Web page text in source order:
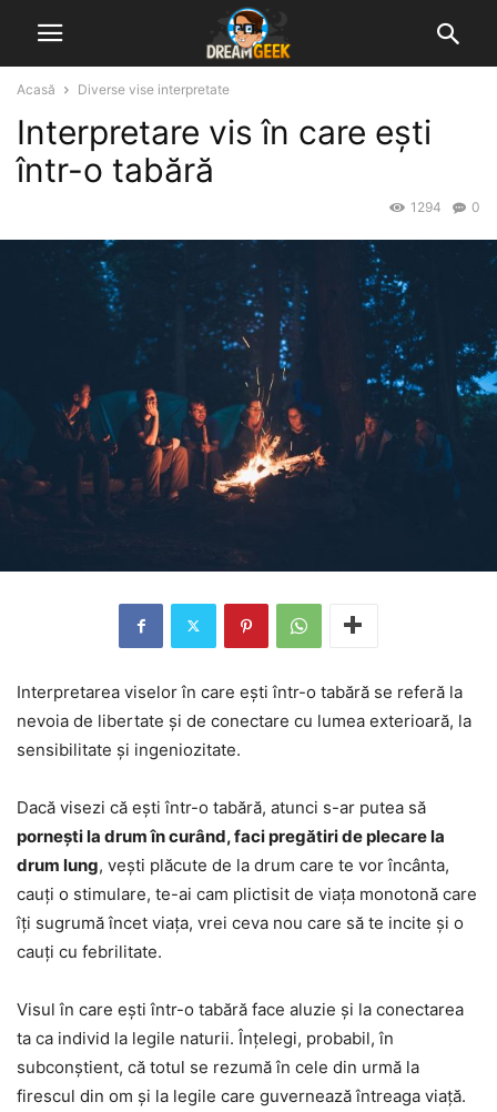
Acasă Diverse vise interpretate
Interpretare vis în care ești
într-o tabără
0
1294
Interpretarea viselor în care ești într-o tabără se referă la
nevoia de libertate și de conectare cu lumea exterioară, la
sensibilitate și ingeniozitate.
Dacă visezi că ești într-o tabără, atunci s-ar putea să
pornești la drum în curând, faci pregătiri de plecare la
drum lung, vești plăcute de la drum care te vor încânta,
cauți o stimulare, te-ai cam plictisit de viața monotonă care
îți sugrumă încet viața, vrei ceva nou care să te incite și o
cauți cu febrilitate.
Visul în care ești într-o tabără face aluzie și la conectarea
ta ca individ la legile naturii. Înțelegi, probabil, în
subconștient, că totul se rezumă în cele din urmă la
firescul din om și la legile care guvernează întreaga viață.